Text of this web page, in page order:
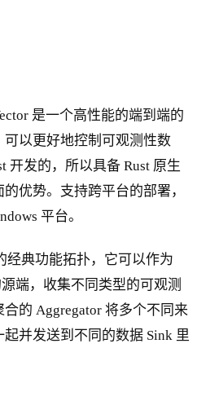
是一个高性能的端到端的
以更好地控制可观测性数
开发的，所以具备 Rust 原生
优势。支持跨平台的部署，
平台。
经典功能拓扑，它可以作为
端，收集不同类型的可观测
的 Aggregator 将多个不同来
并发送到不同的数据 Sink 里